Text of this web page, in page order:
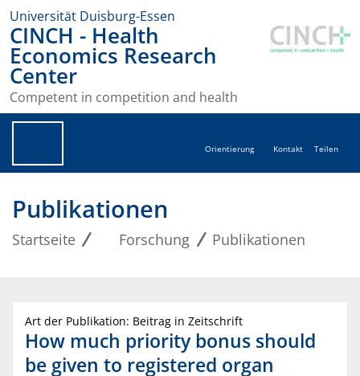
Universität Duisburg-Essen
CINCH - Health
Economics Research
Center
Competent in competition and health
Orientierung Kontakt Teilen
Publikationen
Startseite Forschung Publikationen
Art der Publikation: Beitrag in Zeitschrift
How much priority bonus should
be given to registered organ